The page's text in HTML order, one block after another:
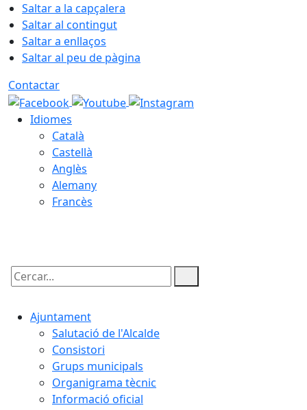
Saltar a la capçalera
Saltar al contingut
Saltar a enllaços
Saltar al peu de pàgina
Contactar
Idiomes
Català
Castellà
Anglès
Alemany
Francès
Cercar:
Ajuntament
Salutació de l'Alcalde
Consistori
Grups municipals
Organigrama tècnic
Informació oficial